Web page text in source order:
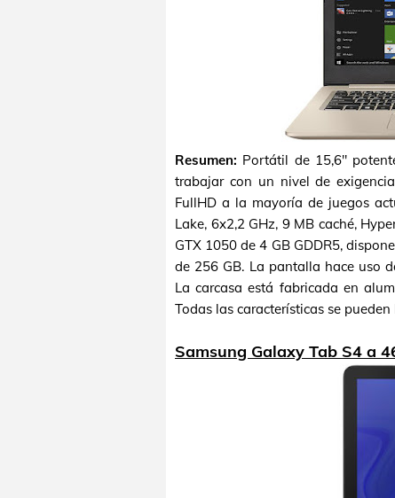
Resumen: Portátil de 15,6"
trabajar con un nivel de
FullHD a la mayoría de juegos
Lake, 6x2,2 GHz, 9 MB caché,
GTX 1050 de 4 GB GDDR5,
de 256 GB. La pantalla hace uso
La carcasa está fabricada en
Todas las características se pueden
Samsung Galaxy Tab S4 a